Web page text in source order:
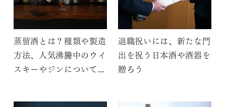
蒸留酒とは？種類や製造
方法、人気沸騰中のウイ
スキーやジンについて解
退職祝いには、新たな門
出を祝う日本酒や酒器を
贈ろう